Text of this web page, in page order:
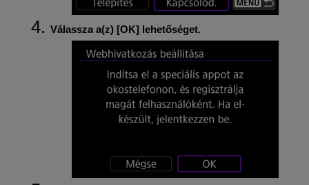
Válassza a(z) [OK] lehetőséget.